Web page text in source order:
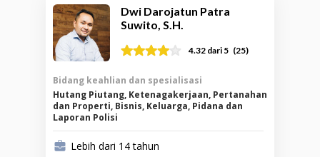
Dwi Darojatun Patra
Suwito, S.H.
4.32 dari 5 (25)
Bidang keahlian dan spesialisasi
Hutang Piutang, Ketenagakerjaan, Pertanahan
dan Properti, Bisnis, Keluarga, Pidana dan
Laporan Polisi
Lebih dari 14 tahun